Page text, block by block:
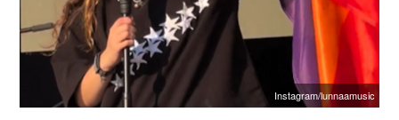
Instagram/lunnaamusic